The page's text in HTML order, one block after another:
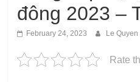
đông 2023 –
February 24, 2023 Le Quyen
Rate